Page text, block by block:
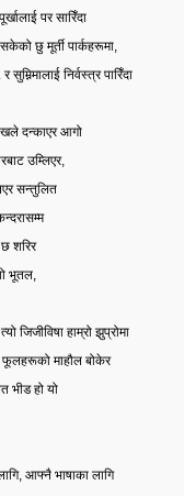
पर सारिँदा
छु मूर्ती पार्कहरूमा,
र सुम्निमालाई निर्वस्त्र पारिँदा
दन्काएर आगो
उम्लिएर,
सन्तुलित
छ शरिर
भूतल,
जिजीविषा हाम्रो झुप्रोमा
फूलहरूको माहौल बोकेर
भीड हो यो
, आफ्नै भाषाका लागि